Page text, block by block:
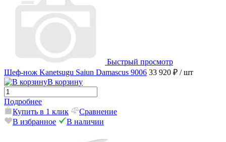
Быстрый просмотр
Шеф-нож Kanetsugu Saiun Damascus 9006 33 920 ₽ / шт
В корзину
Подробнее
Купить в 1 клик
Сравнение
В избранное
В наличии